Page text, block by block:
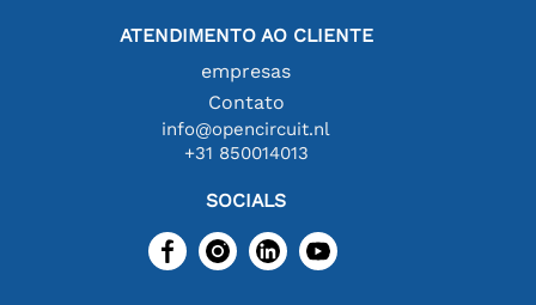
ATENDIMENTO AO CLIENTE
empresas
Contato
info@opencircuit.nl
+31 850014013
SOCIALS